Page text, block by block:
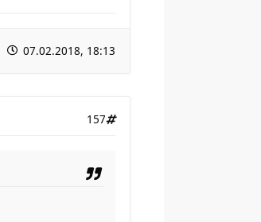
07.02.2018, 18:13
157